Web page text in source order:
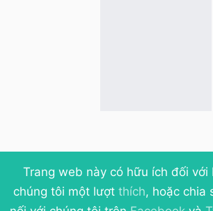
Trang web này có hữu ích đối với
chúng tôi một lượt thích, hoặc chia